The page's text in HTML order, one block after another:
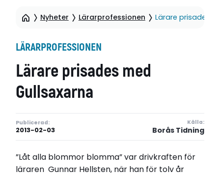
Nyheter Lärarprofessionen Lärare prisades
LÄRARPROFESSIONEN
Lärare prisades med
Gullsaxarna
Publicerad:
2013-02-03
Källa:
Borås Tidning
”Låt alla blommor blomma” var drivkraften för
läraren Gunnar Hellsten, när han för tolv år